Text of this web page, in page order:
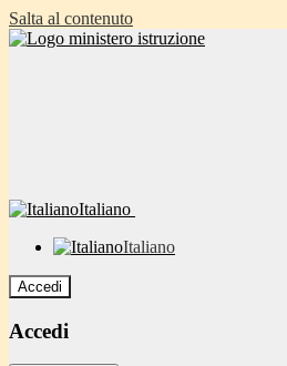
Salta al contenuto
Italiano
Italiano
Accedi
Accedi